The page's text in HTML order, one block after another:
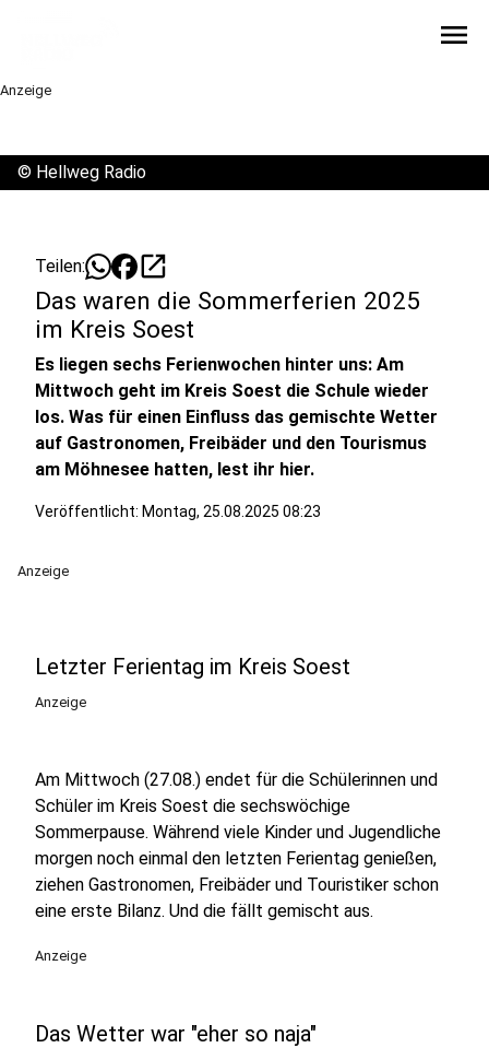
menu
Anzeige
© Hellweg Radio
Teilen: open_in_new
Das waren die Sommerferien 2025
im Kreis Soest
Es liegen sechs Ferienwochen hinter uns: Am
Mittwoch geht im Kreis Soest die Schule wieder
los. Was für einen Einfluss das gemischte Wetter
auf Gastronomen, Freibäder und den Tourismus
am Möhnesee hatten, lest ihr hier.
Veröffentlicht: Montag, 25.08.2025 08:23
Anzeige
Letzter Ferientag im Kreis Soest
Anzeige
Am Mittwoch (27.08.) endet für die Schülerinnen und
Schüler im Kreis Soest die sechswöchige
Sommerpause. Während viele Kinder und Jugendliche
morgen noch einmal den letzten Ferientag genießen,
ziehen Gastronomen, Freibäder und Touristiker schon
eine erste Bilanz. Und die fällt gemischt aus.
Anzeige
Das Wetter war "eher so naja"